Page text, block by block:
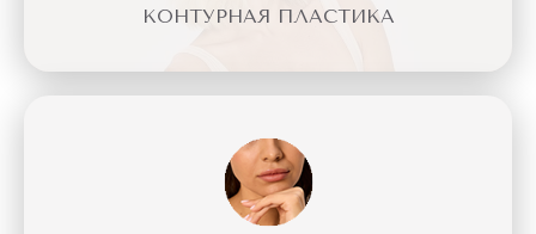
КОНТУРНАЯ ПЛАСТИКА